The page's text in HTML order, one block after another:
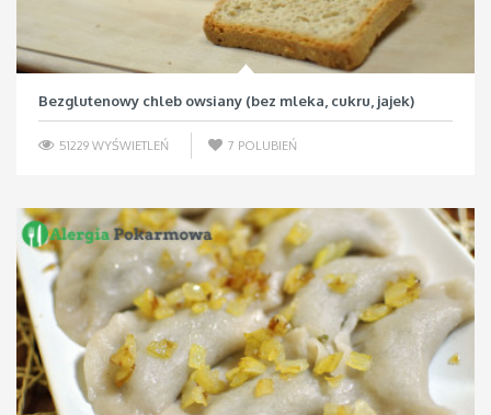
Bezglutenowy chleb owsiany (bez mleka, cukru, jajek)
51229 WYŚWIETLEŃ 7 POLUBIEŃ